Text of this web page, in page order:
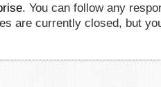
. You can follow any
are currently closed, but